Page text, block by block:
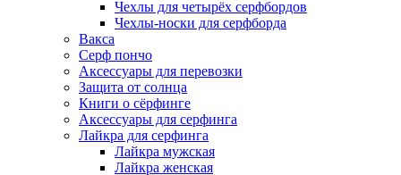
Чехлы для четырёх серфбордов
Чехлы-носки для серфборда
Вакса
Серф пончо
Аксессуары для перевозки
Защита от солнца
Книги о сёрфинге
Аксессуары для серфинга
Лайкра для серфинга
Лайкра мужская
Лайкра женская